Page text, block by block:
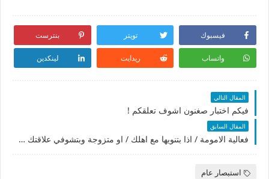
فيسبوك تويتر بنترست
واتساب ريدايت لينكدين
المقال التالي
فيكم اختبار صغنون اشوف تعلقكم !
المقال السابق
فعالية الامومة / اذا بتنويها مع اهلك / او متزوجة وبتشوفي علاقتك مع عيالك / او مستقبلا اذا تزوجتوا
استبصار عام